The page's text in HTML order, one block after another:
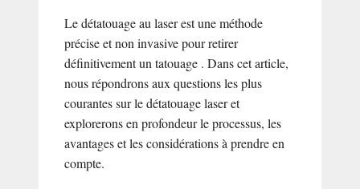
Le détatouage au laser est une méthode
précise et non invasive pour retirer
définitivement un tatouage . Dans cet article,
nous répondrons aux questions les plus
courantes sur le détatouage laser et
explorerons en profondeur le processus, les
avantages et les considérations à prendre en
compte.